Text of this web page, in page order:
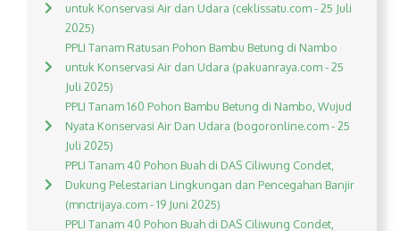
untuk Konservasi Air dan Udara (ceklissatu.com - 25 Juli
2025)
PPLI Tanam Ratusan Pohon Bambu Betung di Nambo
untuk Konservasi Air dan Udara (pakuanraya.com - 25
Juli 2025)
PPLI Tanam 160 Pohon Bambu Betung di Nambo, Wujud
Nyata Konservasi Air Dan Udara (bogoronline.com - 25
Juli 2025)
PPLI Tanam 40 Pohon Buah di DAS Ciliwung Condet,
Dukung Pelestarian Lingkungan dan Pencegahan Banjir
(mnctrijaya.com - 19 Juni 2025)
PPLI Tanam 40 Pohon Buah di DAS Ciliwung Condet,